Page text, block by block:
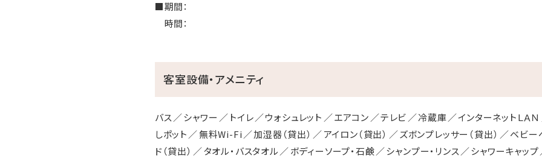
■期間：
時間：
客室設備・アメニティ
バス シャワー トイレ ウォシュレット エアコン テレビ 冷蔵庫 インターネットＬＡＮ
しポット
無料Wi-Fi 加湿器（貸出） アイロン（貸出） ズボンプレッサー（貸出） ベビー
ド（貸出）
タオル・バスタオル ボディーソープ・石鹸 シャンプー・リンス シャワーキャップ